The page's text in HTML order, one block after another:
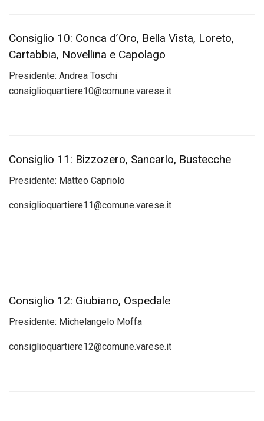
Consiglio 10: Conca d’Oro, Bella Vista, Loreto,
Cartabbia, Novellina e Capolago
Presidente: Andrea Toschi
consiglioquartiere10@comune.varese.it
Consiglio 11: Bizzozero, Sancarlo, Bustecche
Presidente: Matteo Capriolo
consiglioquartiere11@comune.varese.it
Consiglio 12: Giubiano, Ospedale
Presidente: Michelangelo Moffa
consiglioquartiere12@comune.varese.it